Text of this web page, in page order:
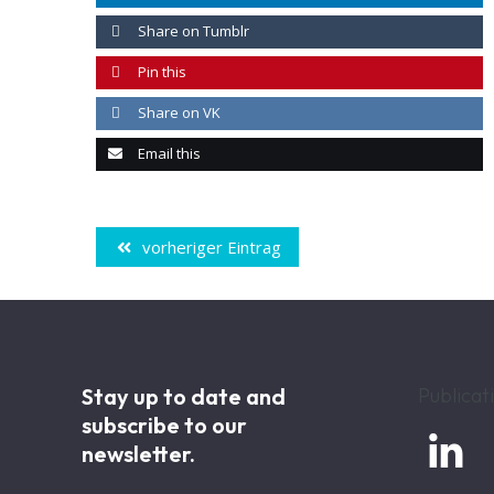
Share on Tumblr
Pin this
Share on VK
Email this
vorheriger Eintrag
Stay up to date and
subscribe to our
newsletter.
